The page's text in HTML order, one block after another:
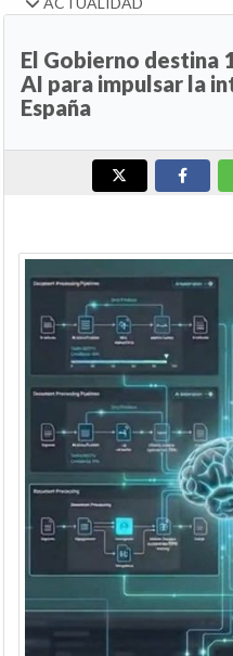
El Gobierno destina
AI para impulsar la
España